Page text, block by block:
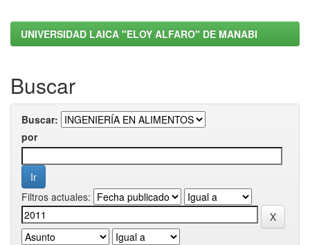
UNIVERSIDAD LAICA "ELOY ALFARO" DE MANABI
Buscar
Buscar:
por
Filtros actuales: